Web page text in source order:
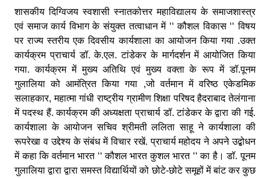
शासकीय दिग्विजय स्वशासी स्नातकोत्तर महाविद्यालय के समाजशास्त्र
एवं समाज कार्य विभाग के संयुक्त तत्वाधान में ‘‘ कौशल विकास ‘‘ विषय
पर राज्य स्तरीय एक दिवसीय कार्यशाला का आयोजन किया गया .उक्त
कार्यक्रम प्राचार्य डॉ. के.एल. टांडेकर के मार्गदर्शन में आयोजित किया
गया. कार्यक्रम में मुख्य अतिथि एवं मुख्य वक्ता के रूप में डॉ.पूनम
गुलालिया को आमंत्रित किया गया ,जो वर्तमान में वरिष्ठ एकेडमिक
सलाहकार, महात्मा गांधी राष्ट्रीय ग्रामीण शिक्षा परिषद हैदराबाद तेलंगाना
में पदस्थ हैं. कार्यक्रम की अध्यक्षता प्राचार्य डॉ. टांडेकर के द्वारा की गई.
कार्यशाला के आयोजन सचिव श्रीमती ललिता साहू ने कार्यशाला की
रूपरेखा व उद्देश्य के संबंध में विचार रखें. प्राचार्य महोदय ने अपने उद्बोधन
में कहा कि वर्तमान भारत ‘‘ कौशल भारत कुशल भारत ‘‘ का है। डॉ. पूनम
गुलालिया द्वारा द्वारा समस्त विद्यार्थियों को छोटे-छोटे समूहों में बांट कर कुछ